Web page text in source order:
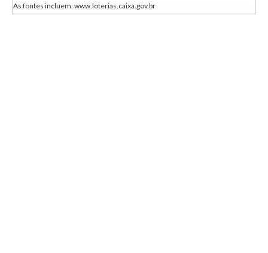
As fontes incluem: www.loterias.caixa.gov.br